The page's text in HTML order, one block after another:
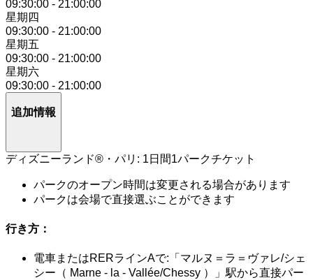
09:30:00 - 21:00:00
星期四
09:30:00 - 21:00:00
星期五
09:30:00 - 21:00:00
星期六
09:30:00 - 21:00:00
追加情報
ディズニーランド®・パリ: 1日間1パークチケット
パークのオープン時間は変更される場合があります
パークは会場で直接選ぶことができます
行き方：
電車またはRERラインAで:「マルヌ＝ラ＝ヴァレ/シェ
シー（ Marne - la - Vallée/Chessy ）」駅から直接パー